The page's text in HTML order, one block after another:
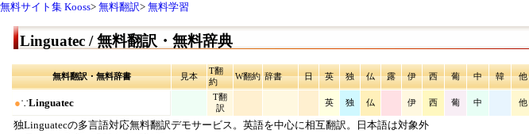
無料サイト集 Kooss> 無料翻訳> 無料学習
Linguatec / 無料翻訳・無料辞典
無料翻訳・無料辞書 見本
T翻
約
W翻約 辞書 日 英 独 仏 露 伊 西 葡 中 韓 他
●∵Linguatec
T翻
訳
英 独 仏 伊 西 葡 中 他
独Linguatecの多言語対応無料翻訳デモサービス。英語を中心に相互翻訳。日本語は対象外